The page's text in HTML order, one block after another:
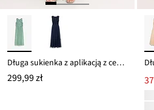
Długa sukienka z aplikacją z cekinów
299,99 zł